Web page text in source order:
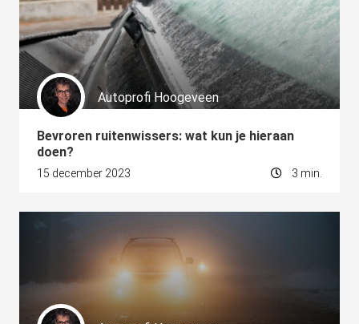
Autoprofi Hoogeveen
Bevroren ruitenwissers: wat kun je hieraan
doen?
15 december 2023 3 min.